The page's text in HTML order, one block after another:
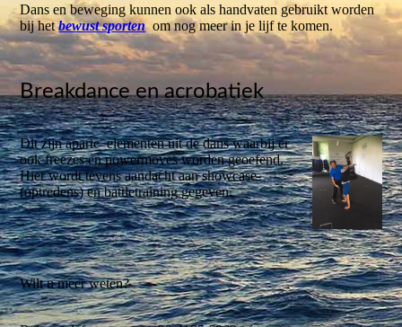
Dans en beweging kunnen ook als handvaten gebruikt worden
bij hetbewust sportenom nog meer in je lijf te komen.
Breakdance en acrobatiek
Dit zijn aparte elementen uit de dans waarbij er
ook freezes en powermoves worden geoefend.
Hier wordt tevens aandacht aan showcase-
(optredens) en battletraining gegeven.
Wilt u meer weten?